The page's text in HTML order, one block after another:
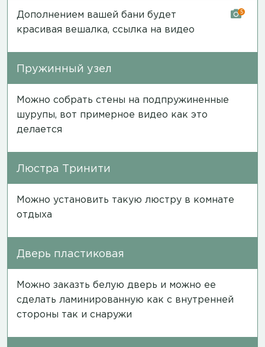
Дополнением вашей бани будет
красивая вешалка, ссылка на видео
5
Пружинный узел
Можно собрать стены на подпружиненные
шурупы, вот примерное видео как это
делается
Люстра Тринити
Можно установить такую люстру в комнате
отдыха
Дверь пластиковая
Можно заказть белую дверь и можно ее
сделать ламинированную как с внутренней
стороны так и снаружи